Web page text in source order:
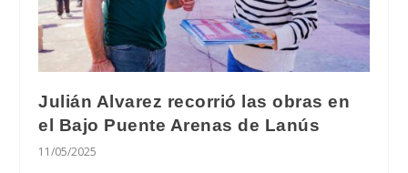
Julián Alvarez recorrió las obras en
el Bajo Puente Arenas de Lanús
11/05/2025